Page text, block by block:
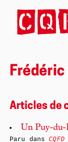
Frédéric
Articles de
Un Puy-du-
Paru dansCQFD